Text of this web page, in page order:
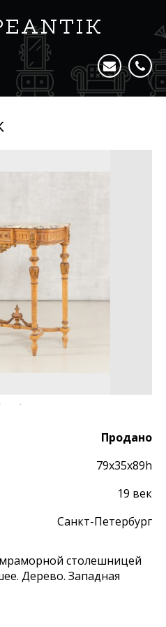
Продано
79х35х89h
19 век
Санкт-Петербург
столешницей
Дерево. Западная